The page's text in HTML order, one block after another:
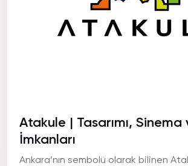
Atakule | Tasarımı, Sinema
İmkanları
Ankara’nın sembolü olarak bilinen